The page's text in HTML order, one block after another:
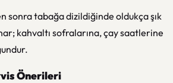
sonra tabağa dizildiğinde oldukça şık
kahvaltı sofralarına, çay saatlerine
Önerileri